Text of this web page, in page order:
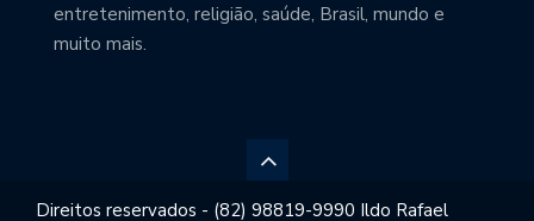
entretenimento, religião, saúde, Brasil, mundo e
muito mais.
Direitos reservados - (82) 98819-9990 Ildo Rafael